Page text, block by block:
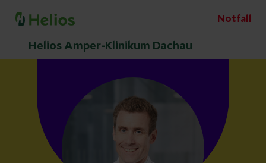
Notfall
Helios Amper-Klinikum Dachau